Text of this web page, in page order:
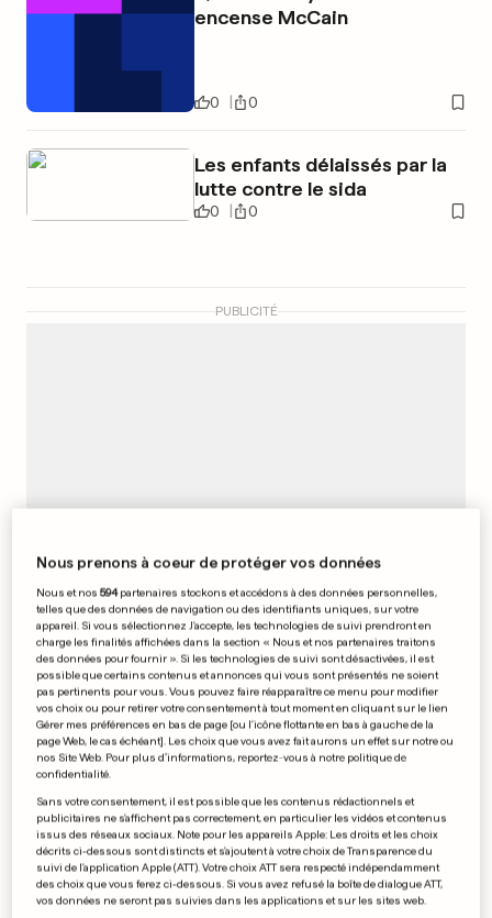
encense McCain
0 0
Les enfants délaissés par la
lutte contre le sida
0 0
PUBLICITÉ
Hautmont: le désespoir après
la tornade
0 0
Jérusalem
0 0
Nous prenons à coeur de protéger vos données
Nous et nos594partenaires stockons et accédons à des données personnelles,
telles que des données de navigation ou des identifiants uniques, sur votre
appareil. Si vous sélectionnez J'accepte, les technologies de suivi prendront en
charge les finalités affichées dans la section « Nous et nos partenaires traitons
des données pour fournir ». Si les technologies de suivi sont désactivées, il est
possible que certains contenus et annonces qui vous sont présentés ne soient
pas pertinents pour vous. Vous pouvez faire réapparaître ce menu pour modifier
vos choix ou pour retirer votre consentement à tout moment en cliquant sur le lien
Gérer mes préférences en bas de page [ou l'icône flottante en bas à gauche de la
page Web, le cas échéant]. Les choix que vous avez fait aurons un effet sur notre ou
nos Site Web. Pour plus d’informations, reportez-vous à notre politique de
confidentialité.
Sans votre consentement, il est possible que les contenus rédactionnels et
publicitaires ne s'affichent pas correctement, en particulier les vidéos et contenus
issus des réseaux sociaux. Note pour les appareils Apple: Les droits et les choix
décrits ci-dessous sont distincts et s'ajoutent à votre choix de Transparence du
suivi de l'application Apple (ATT). Votre choix ATT sera respecté indépendamment
des choix que vous ferez ci-dessous. Si vous avez refusé la boîte de dialogue ATT,
vos données ne seront pas suivies dans les applications et sur les sites web.